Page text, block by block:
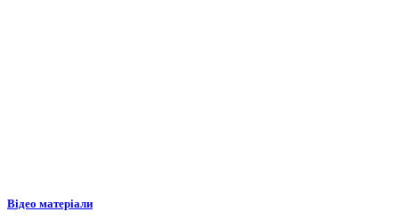
Відео матеріали